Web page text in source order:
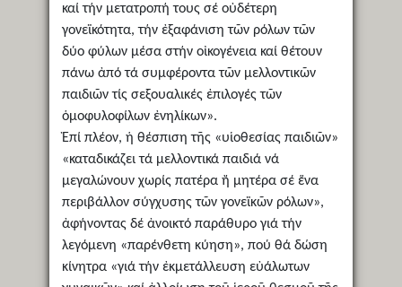
καί τήν μετατροπή τους σέ οὐδέτερη
γονεϊκότητα, τήν ἐξαφάνιση τῶν ρόλων τῶν
δύο φύλων μέσα στήν οἰκογένεια καί θέτουν
πάνω ἀπό τά συμφέροντα τῶν μελλοντικῶν
παιδιῶν τίς σεξουαλικές ἐπιλογές τῶν
ὁμοφυλοφίλων ἐνηλίκων».
Ἐπί πλέον, ἡ θέσπιση τῆς «υἱοθεσίας παιδιῶν»
«καταδικάζει τά μελλοντικά παιδιά νά
μεγαλώνουν χωρίς πατέρα ἤ μητέρα σέ ἕνα
περιβάλλον σύγχυσης τῶν γονεϊκῶν ρόλων»,
ἀφήνοντας δέ ἀνοικτό παράθυρο γιά τήν
λεγόμενη «παρένθετη κύηση», πού θά δώση
κίνητρα «γιά τήν ἐκμετάλλευση εὐάλωτων